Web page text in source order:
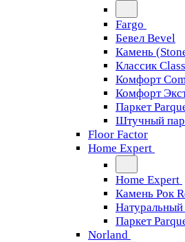
Fargo
Бевел Bevel
Камень
Классик
Комфорт
Комфорт
Паркет
Штучный
Floor Factor
Home Expert
Home Expert
Камень Рок
Паркет
Norland